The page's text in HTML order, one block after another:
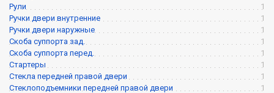
Рули
1
Ручки двери внутренние
1
Ручки двери наружные
1
Скоба суппорта зад.
1
Скоба суппорта перед.
1
Стартеры
1
Стекла передней правой двери
1
Стеклоподъемники передней правой двери
1